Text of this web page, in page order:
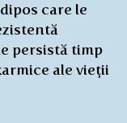
care le
persistă timp
ale vieții